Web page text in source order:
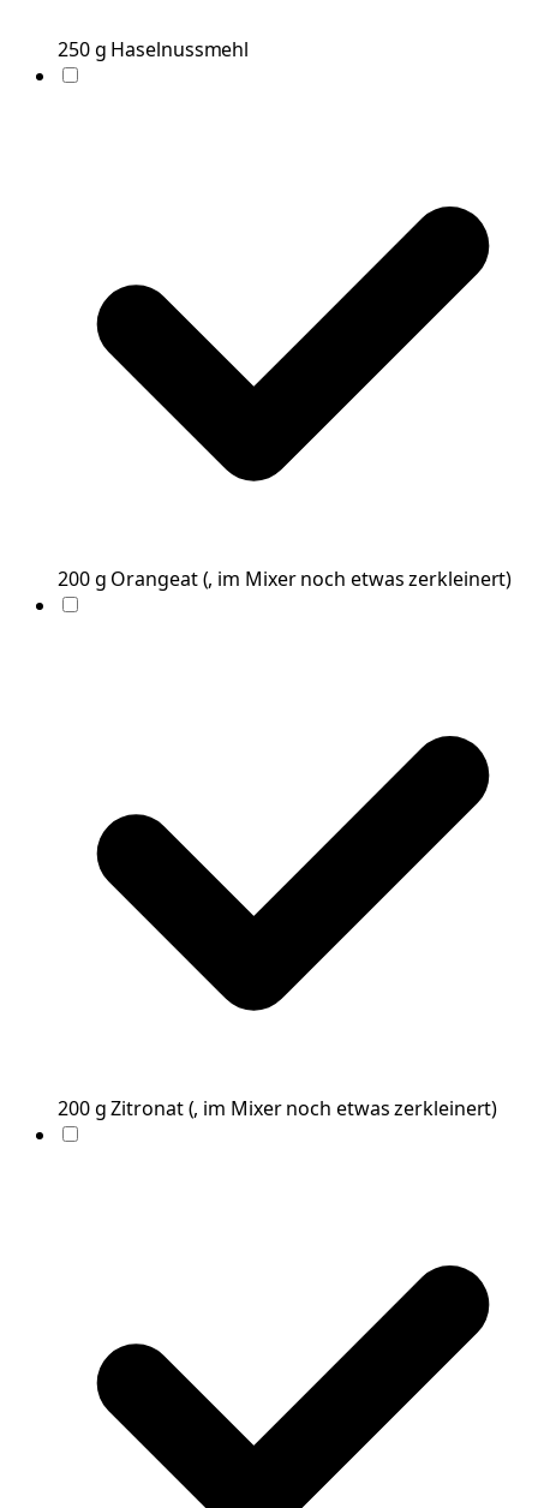
250g Haselnussmehl
200g Orangeat(, im Mixer noch etwas zerkleinert)
200g Zitronat(, im Mixer noch etwas zerkleinert)